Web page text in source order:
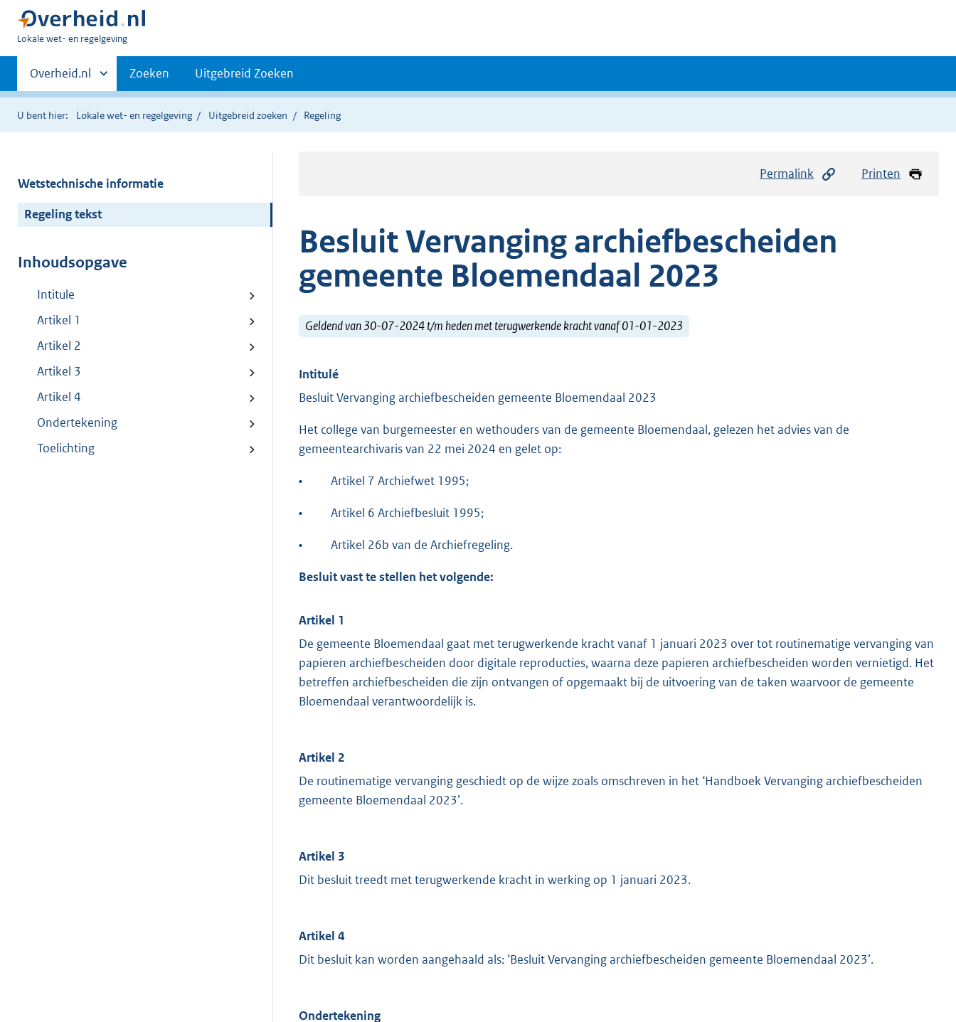
U
hier:
Lokale wet- en regelgeving
Primaire
navigatie
Andere
sites
binnen
Overheid.nl Zoeken Uitgebreid Zoeken
U bent hier: Lokale wet- en regelgeving Uitgebreid zoeken Regeling
Wetstechnische informatie
Regeling tekst
Inhoudsopgave
Intitule
Artikel 1
Artikel 2
Artikel 3
Artikel 4
Ondertekening
Toelichting
Permalink Printen
Besluit Vervanging archiefbescheiden
gemeente Bloemendaal 2023
Geldend van 30-07-2024 t/m heden met terugwerkende kracht vanaf 01-01-2023
Intitulé
Besluit Vervanging archiefbescheiden gemeente Bloemendaal 2023
Het college van burgemeester en wethouders van de gemeente Bloemendaal, gelezen het advies van de
gemeentearchivaris van 22 mei 2024 en gelet op:
• Artikel 7 Archiefwet 1995;
• Artikel 6 Archiefbesluit 1995;
• Artikel 26b van de Archiefregeling.
Besluit vast te stellen het volgende:
Artikel 1
De gemeente Bloemendaal gaat met terugwerkende kracht vanaf 1 januari 2023 over tot routinematige vervanging van
papieren archiefbescheiden door digitale reproducties, waarna deze papieren archiefbescheiden worden vernietigd. Het
betreffen archiefbescheiden die zijn ontvangen of opgemaakt bij de uitvoering van de taken waarvoor de gemeente
Bloemendaal verantwoordelijk is.
Artikel 2
De routinematige vervanging geschiedt op de wijze zoals omschreven in het ‘Handboek Vervanging archiefbescheiden
gemeente Bloemendaal 2023’.
Artikel 3
Dit besluit treedt met terugwerkende kracht in werking op 1 januari 2023.
Artikel 4
Dit besluit kan worden aangehaald als: ‘Besluit Vervanging archiefbescheiden gemeente Bloemendaal 2023’.
Ondertekening